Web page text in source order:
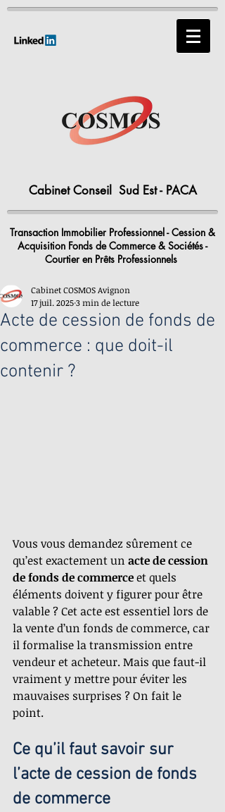
Cabinet Conseil Sud Est - PACA
Transaction Immobilier Professionnel - Cession &
Acquisition Fonds de Commerce & Sociétés -
Courtier en Prêts Professionnels
Acte de cession de fonds de
commerce : que doit-il
contenir ?
Cabinet COSMOS Avignon
17 juil. 20253 min de lecture
Vous vous demandez sûrement ce
qu’est exactement un acte de cession
de fonds de commerce et quels
éléments doivent y figurer pour être
valable ? Cet acte est essentiel lors de
la vente d’un fonds de commerce, car
il formalise la transmission entre
vendeur et acheteur. Mais que faut-il
vraiment y mettre pour éviter les
mauvaises surprises ? On fait le
point.
Ce qu’il faut savoir sur
l’acte de cession de fonds
de commerce